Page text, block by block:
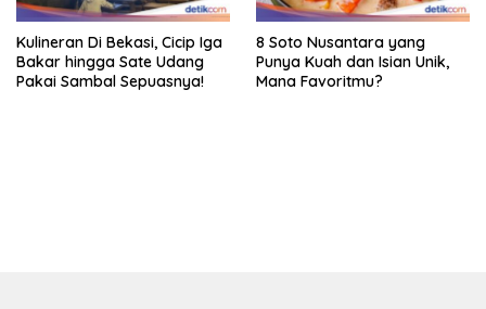
Kulineran Di Bekasi, Cicip Iga
Bakar hingga Sate Udang
Pakai Sambal Sepuasnya!
8 Soto Nusantara yang
Punya Kuah dan Isian Unik,
Mana Favoritmu?